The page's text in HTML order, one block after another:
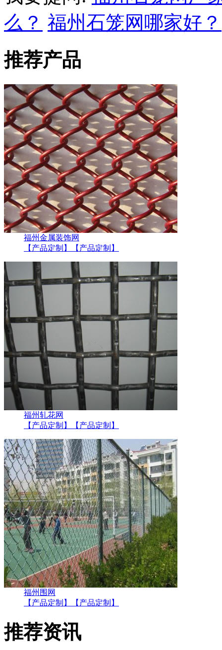
么？ 福州石笼网哪家好？
推荐产品
福州金属装饰网
【产品定制】
【产品定制】
福州轧花网
【产品定制】
【产品定制】
福州围网
【产品定制】
【产品定制】
推荐资讯